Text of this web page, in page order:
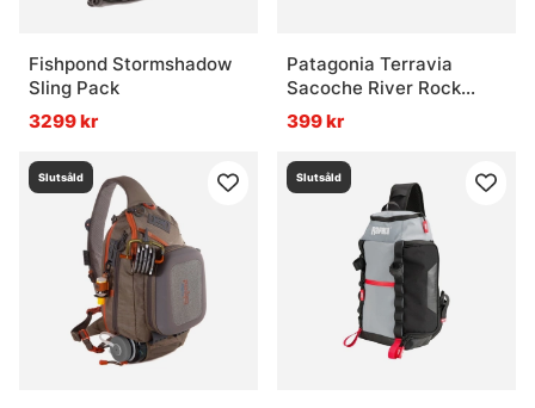
Fishpond Stormshadow
Sling Pack
3299 kr
Patagonia Terravia
Sacoche River Rock
Green
399 kr
Slutsåld Slutsåld